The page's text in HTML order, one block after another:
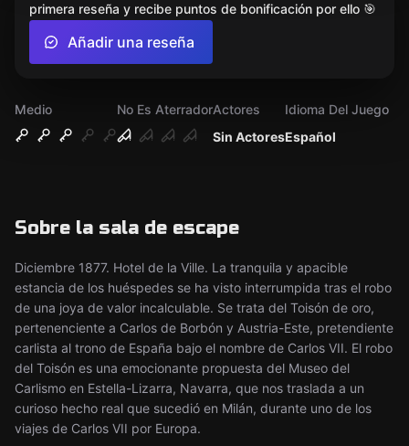
Medio
No Es Aterrador
Sin Actores
Actores
Español
Idioma Del Juego
Sobre la sala de escape
Diciembre 1877. Hotel de la Ville. La tranquila y apacible
estancia de los huéspedes se ha visto interrumpida tras el robo
de una joya de valor incalculable. Se trata del Toisón de oro,
pertenenciente a Carlos de Borbón y Austria-Este, pretendiente
carlista al trono de España bajo el nombre de Carlos VII. El robo
del Toisón es una emocionante propuesta del Museo del
Carlismo en Estella-Lizarra, Navarra, que nos traslada a un
curioso hecho real que sucedió en Milán, durante uno de los
viajes de Carlos VII por Europa.
primera reseña y recibe puntos de bonificación por ello 🎯
Añadir una reseña